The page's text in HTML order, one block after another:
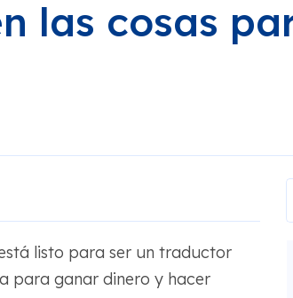
las cosas
listo para ser un traductor
para ganar dinero y hacer